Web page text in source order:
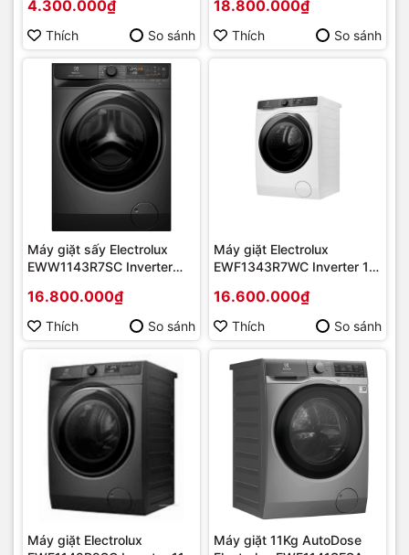
4.300.000₫
Thích So sánh
chính hãng
18.800.000₫
Thích So sánh
Máy giặt sấy Electrolux
EWW1143R7SC Inverter
chính hãng
16.800.000₫
Thích So sánh
Máy giặt Electrolux
EWF1343R7WC Inverter 13
16.600.000₫
Thích So sánh
Máy giặt Electrolux
Máy giặt 11Kg AutoDose